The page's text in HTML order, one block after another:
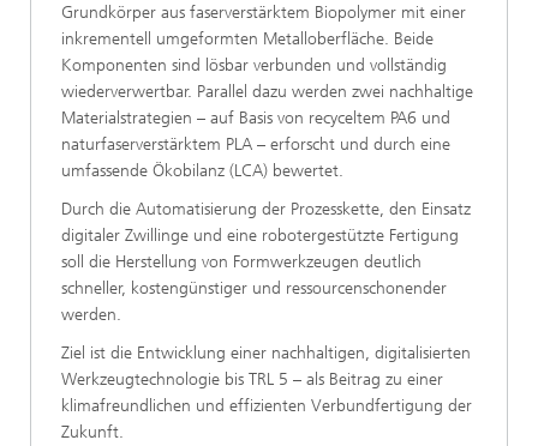
Grundkörper aus faserverstärktem Biopolymer mit einer
inkrementell umgeformten Metalloberfläche. Beide
Komponenten sind lösbar verbunden und vollständig
wiederverwertbar. Parallel dazu werden zwei nachhaltige
Materialstrategien – auf Basis von recyceltem PA6 und
naturfaserverstärktem PLA – erforscht und durch eine
umfassende Ökobilanz (LCA) bewertet.
Durch die Automatisierung der Prozesskette, den Einsatz
digitaler Zwillinge und eine robotergestützte Fertigung
soll die Herstellung von Formwerkzeugen deutlich
schneller, kostengünstiger und ressourcenschonender
werden.
Ziel ist die Entwicklung einer nachhaltigen, digitalisierten
Werkzeugtechnologie bis TRL 5 – als Beitrag zu einer
klimafreundlichen und effizienten Verbundfertigung der
Zukunft.